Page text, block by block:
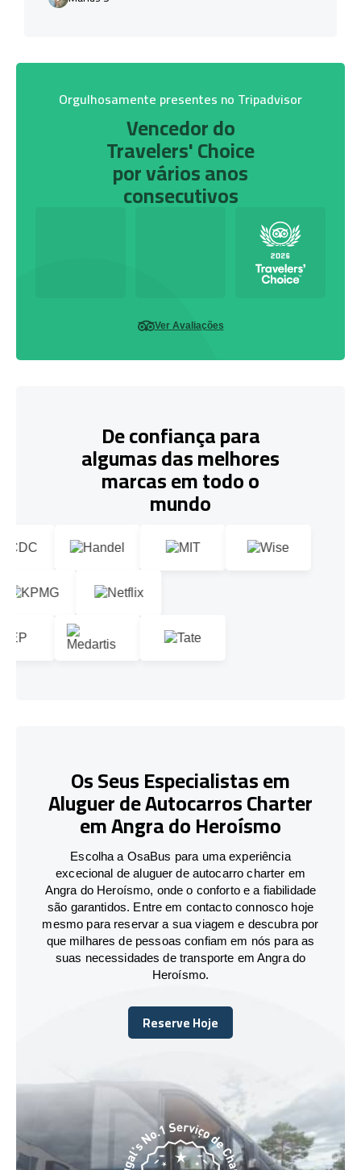
Orgulhosamente presentes no Tripadvisor
Vencedor do
Travelers' Choice
por vários anos
consecutivos
Ver Avaliações
De confiança para
algumas das melhores
marcas em todo o
mundo
Os Seus Especialistas em
Aluguer de Autocarros Charter
em Angra do Heroísmo
Escolha a OsaBus para uma experiência
excecional de aluguer de autocarro charter em
Angra do Heroísmo, onde o conforto e a fiabilidade
são garantidos. Entre em contacto connosco hoje
mesmo para reservar a sua viagem e descubra por
que milhares de pessoas confiam em nós para as
suas necessidades de transporte em Angra do
Heroísmo.
Reserve Hoje
Reserve Hoje